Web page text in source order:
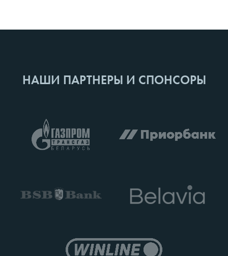
НАШИ ПАРТНЕРЫ И СПОНСОРЫ